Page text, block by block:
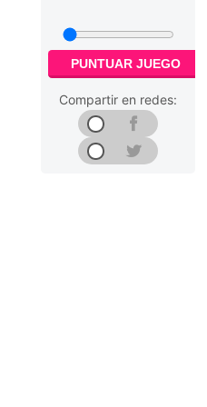
PUNTUAR JUEGO
Compartir en redes: